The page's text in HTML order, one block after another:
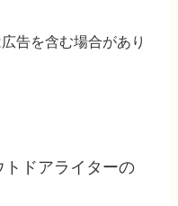
告を含む場合があり
トドアライターの